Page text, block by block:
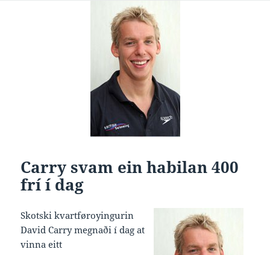
Carry svam ein habilan 400
frí í dag
Skotski kvartføroyingurin
David Carry megnaði í dag at
vinna eitt